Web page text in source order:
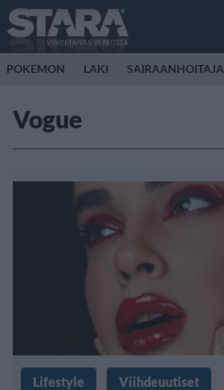
POKEMON LAKI SAIRAANHOITAJA
Vogue
Lifestyle Viihdeuutiset